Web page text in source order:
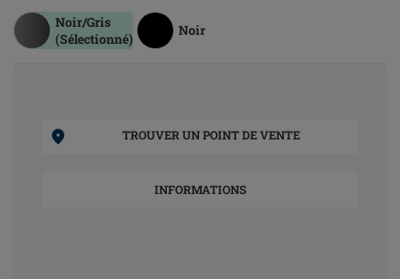
Noir/Gris
(Sélectionné)
Noir
TROUVER UN POINT DE VENTE
INFORMATIONS